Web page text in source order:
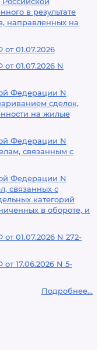
в результате
направленных на
01.07.2026
01.07.2026 N
Федерации N
сделок,
на жилые
Федерации N
связанным с
Федерации N
связанных с
категорий
в обороте, и
01.07.2026 N 272-
17.06.2026 N 5-
Подробнее...